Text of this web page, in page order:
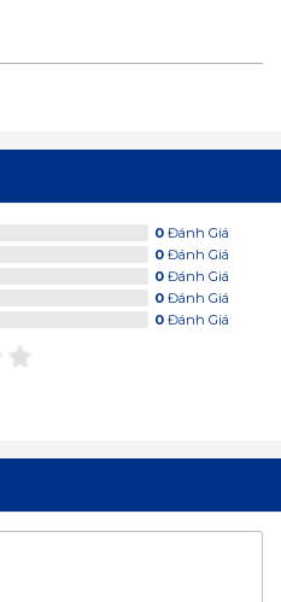
0 Đánh Giá
0 Đánh Giá
0 Đánh Giá
0 Đánh Giá
0 Đánh Giá